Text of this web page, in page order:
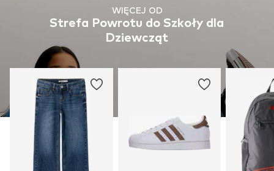
WIĘCEJ OD
Strefa Powrotu do Szkoły dla
Dziewcząt